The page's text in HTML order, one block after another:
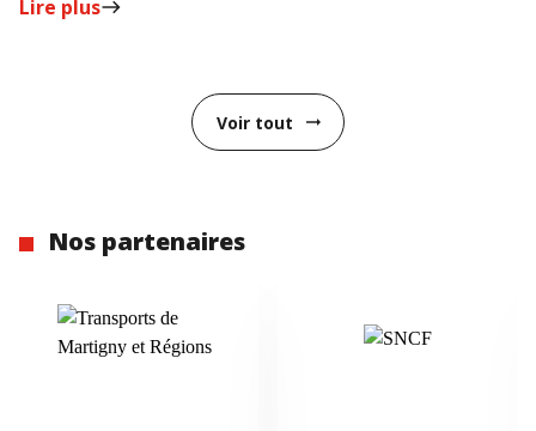
Lire pluseast
Voir tout arrow_right_alt
Nos partenaires